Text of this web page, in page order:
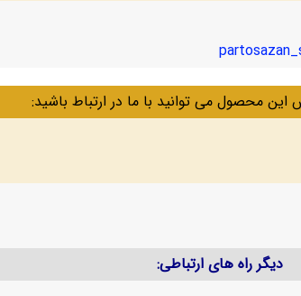
محصول می توانید با ما در ارتباط باشید:
دیگر راه های ارتباطی: